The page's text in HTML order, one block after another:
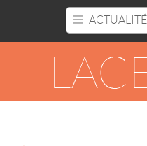
Panneau de gestion des